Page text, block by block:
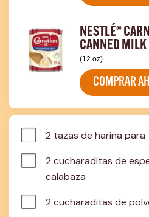
NESTLÉ®
CANNED MILK
(12 oz)
COMPRAR
2 tazas de harina
2 cucharaditas de
calabaza
2 cucharaditas de